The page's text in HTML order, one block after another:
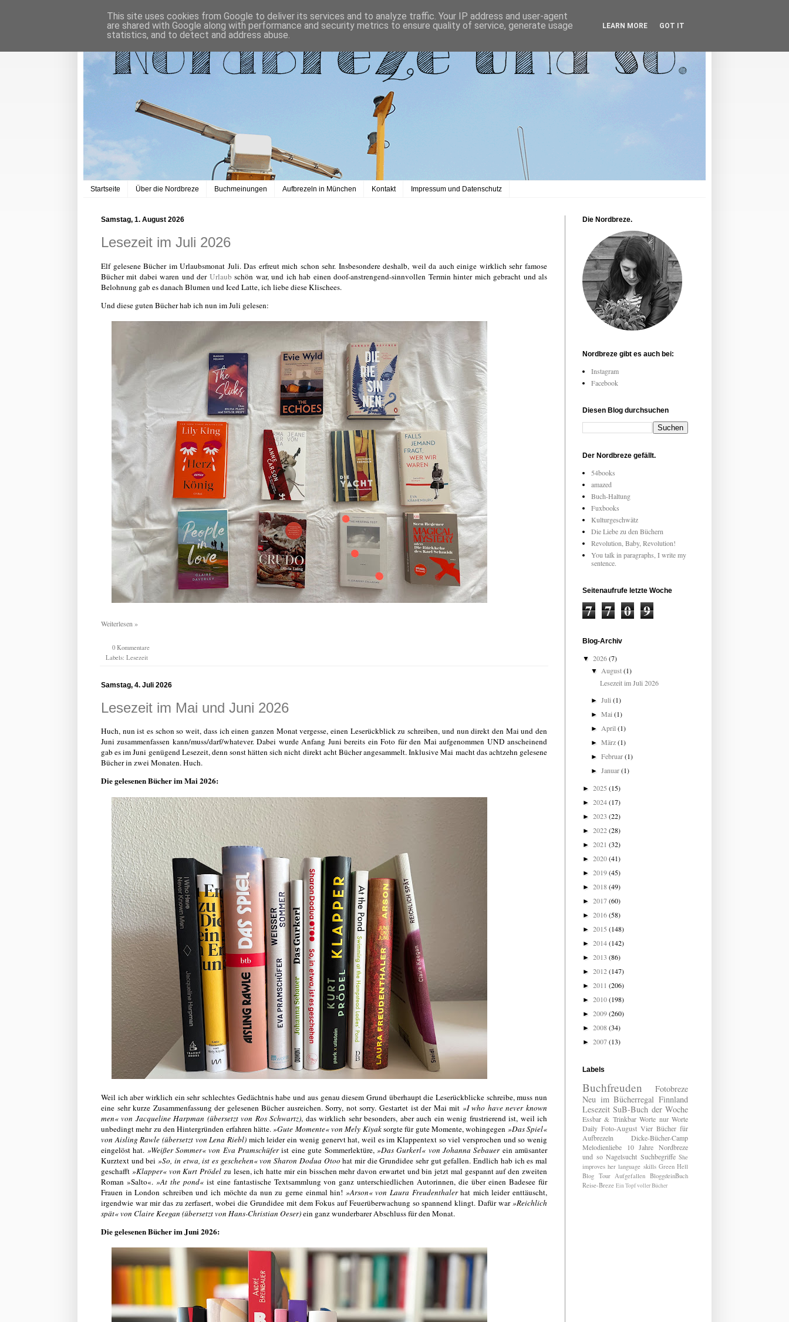
Startseite Über die Nordbreze Buchmeinungen Aufbrezeln in München Kontakt Impressum und Datenschutz
Samstag, 1. August 2026
Lesezeit im Juli 2026
Elf gelesene Bücher im Urlaubsmonat Juli. Das erfreut mich schon sehr. Insbesondere deshalb, weil da auch einige wirklich sehr famose
Bücher mit dabei waren und der Urlaub schön war, und ich hab einen doof-anstrengend-sinnvollen Termin hinter mich gebracht und als
Belohnung gab es danach Blumen und Iced Latte, ich liebe diese Klischees.
Und diese guten Bücher hab ich nun im Juli gelesen:
Weiterlesen »
0 Kommentare
Labels: Lesezeit
Samstag, 4. Juli 2026
Lesezeit im Mai und Juni 2026
Huch, nun ist es schon so weit, dass ich einen ganzen Monat vergesse, einen Leserückblick zu schreiben, und nun direkt den Mai und den
Juni zusammenfassen kann/muss/darf/whatever. Dabei wurde Anfang Juni bereits ein Foto für den Mai aufgenommen UND anscheinend
gab es im Juni genügend Lesezeit, denn sonst hätten sich nicht direkt acht Bücher angesammelt. Inklusive Mai macht das achtzehn gelesene
Bücher in zwei Monaten. Huch.
Die gelesenen Bücher im Mai 2026:
Weil ich aber wirklich ein sehr schlechtes Gedächtnis habe und aus genau diesem Grund überhaupt die Leserückblicke schreibe, muss nun
eine sehr kurze Zusammenfassung der gelesenen Bücher ausreichen. Sorry, not sorry. Gestartet ist der Mai mit »I who have never known
men« von Jacqueline Harpman (übersetzt von Ros Schwartz), das wirklich sehr besonders, aber auch ein wenig frustrierend ist, weil ich
unbedingt mehr zu den Hintergründen erfahren hätte.»Gute Momente« von Mely Kiyaksorgte für gute Momente, wohingegen »Das Spiel«
von Aisling Rawle (übersetzt von Lena Riebl) mich leider ein wenig genervt hat, weil es im Klappentext so viel versprochen und so wenig
eingelöst hat. »Weißer Sommer« von Eva Pramschüferist eine gute Sommerlektüre, »Das Gurkerl« von Johanna Sebauerein amüsanter
Kurztext und bei»So, in etwa, ist es geschehen« von Sharon Dodua Otoo hat mir die Grundidee sehr gut gefallen. Endlich hab ich es mal
geschafft »Klapper« von Kurt Prödel zu lesen, ich hatte mir ein bisschen mehr davon erwartet und bin jetzt mal gespannt auf den zweiten
Roman »Salto«. »At the pond«ist eine fantastische Textsammlung von ganz unterschiedlichen Autorinnen, die über einen Badesee für
Frauen in London schreiben und ich möchte da nun zu gerne einmal hin! »Arson« von Laura Freudenthalerhat mich leider enttäuscht,
irgendwie war mir das zu zerfasert, wobei die Grundidee mit dem Fokus auf Feuerüberwachung so spannend klingt. Dafür war»Reichlich
spät« von Claire Keegan (übersetzt von Hans-Christian Oeser)ein ganz wunderbarer Abschluss für den Monat.
Die gelesenen Bücher im Juni 2026:
Die Nordbreze.
Nordbreze gibt es auch bei:
Instagram
Facebook
Diesen Blog durchsuchen
Der Nordbreze gefällt.
54books
amazed
Buch-Haltung
Fuxbooks
Kulturgeschwätz
Die Liebe zu den Büchern
Revolution, Baby, Revolution!
You talk in paragraphs, I write my
sentence.
Seitenaufrufe letzte Woche
7 7 0 9
Blog-Archiv
▼ 2026(7)
▼August(1)
Lesezeit im Juli 2026
►Juli(1)
►Mai(1)
►April(1)
►März(1)
►Februar(1)
►Januar(1)
► 2025 (15)
► 2024(17)
► 2023 (22)
► 2022(28)
► 2021 (32)
► 2020(41)
► 2019(45)
► 2018(49)
► 2017(60)
► 2016(58)
► 2015 (148)
► 2014(142)
► 2013 (86)
► 2012(147)
► 2011 (206)
► 2010(198)
► 2009(260)
► 2008(34)
► 2007(13)
Labels
Buchfreuden
Fotobreze
Neu im Bücherregal Finnland
Lesezeit SuB-Buch der Woche
Essbar & Trinkbar Worte nur Worte
Daily Foto-August Vier Bücher für
Aufbrezeln
Dicke-Bücher-Camp
Melodienliebe
10 Jahre Nordbreze
und so Nagelsucht Suchbegriffe She
improves her language skills Green Hell
Blog Tour Aufgefallen BloggdeinBuch
Reise-Breze Ein Topf voller Bücher
This site uses cookies from Google to deliver its services and to analyze traffic. Your IP address and user-agent
are shared with Google along with performance and security metrics to ensure quality of service, generate usage
statistics, and to detect and address abuse.
LEARN MORE GOT IT